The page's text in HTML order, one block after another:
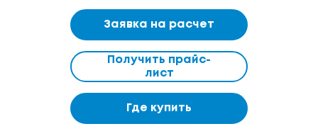
Заявка на расчет
Получить прайс-
лист
Где купить